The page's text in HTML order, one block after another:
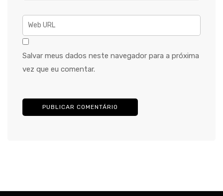
Salvar meus dados neste navegador para a próxima
vez que eu comentar.